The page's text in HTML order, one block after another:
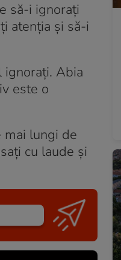
să-i ignorați
atenția și să-i
ignorați. Abia
este o
mai lungi de
cu laude și